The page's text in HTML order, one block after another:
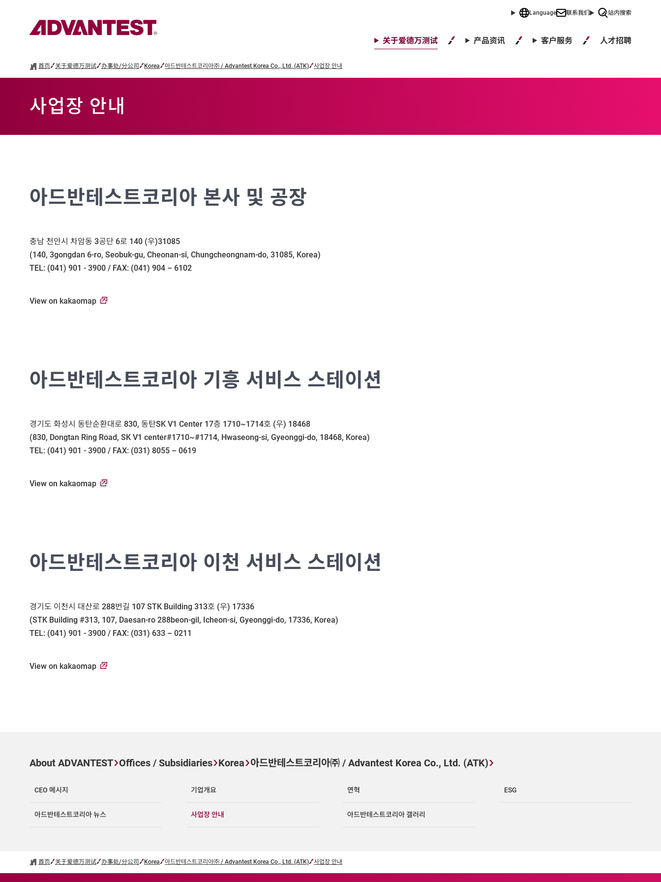
Language 联系我们 站内搜索
关于爱德万测试 产品资讯 客户服务 人才招聘
首页 关于爱德万测试 办事处/分公司 Korea 아드반테스트코리아㈜ / Advantest Korea Co., Ltd. (ATK) 사업장 안내
사업장 안내
아드반테스트코리아 본사 및 공장
충남 천안시 차암동 3공단 6로 140 (우)31085
(140, 3gongdan 6-ro, Seobuk-gu, Cheonan-si, Chungcheongnam-do, 31085, Korea)
TEL: (041) 901 - 3900 / FAX: (041) 904 – 6102
View on kakaomap
아드반테스트코리아 기흥 서비스 스테이션
경기도 화성시 동탄순환대로 830, 동탄SK V1 Center 17층 1710~1714호 (우) 18468
(830, Dongtan Ring Road, SK V1 center#1710~#1714, Hwaseong-si, Gyeonggi-do, 18468, Korea)
TEL: (041) 901 - 3900 / FAX: (031) 8055 – 0619
View on kakaomap
아드반테스트코리아 이천 서비스 스테이션
경기도 이천시 대산로 288번길 107 STK Building 313호 (우) 17336
(STK Building #313, 107, Daesan-ro 288beon-gil, Icheon-si, Gyeonggi-do, 17336, Korea)
TEL: (041) 901 - 3900 / FAX: (031) 633 – 0211
View on kakaomap
About ADVANTEST Offices / Subsidiaries Korea 아드반테스트코리아㈜ / Advantest Korea Co., Ltd. (ATK)
CEO 메시지 기업개요 연혁 ESG
아드반테스트코리아 뉴스 사업장 안내 아드반테스트코리아 갤러리
首页 关于爱德万测试 办事处/分公司 Korea 아드반테스트코리아㈜ / Advantest Korea Co., Ltd. (ATK) 사업장 안내